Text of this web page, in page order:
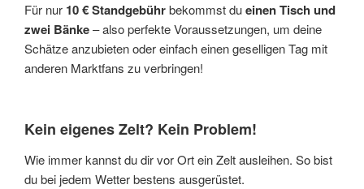
Für nur 10 € Standgebührbekommst dueinen Tisch und
zwei Bänke– also perfekte Voraussetzungen, um deine
Schätze anzubieten oder einfach einen geselligen Tag mit
anderen Marktfans zu verbringen!
Kein eigenes Zelt? Kein Problem!
Wie immer kannst du dir vor Ort ein Zelt ausleihen. So bist
du bei jedem Wetter bestens ausgerüstet.